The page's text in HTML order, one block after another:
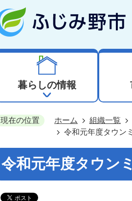
暮らしの情報
現在の位置 ホーム 組織一覧
令和元年度タウン
令和元年度タウン